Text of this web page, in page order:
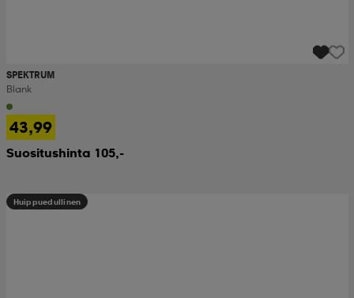
SPEKTRUM
Blank
43,99
Suositushinta 105,-
Huippuedullinen